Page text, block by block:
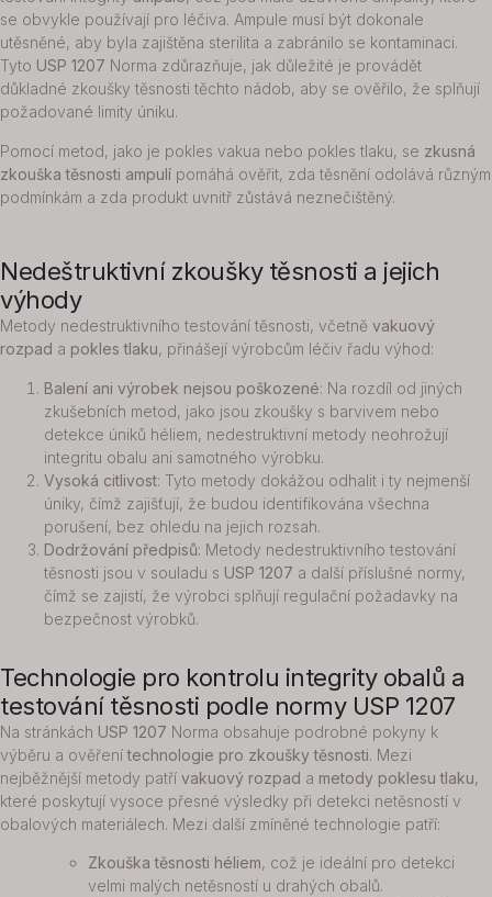
se obvykle používají pro léčiva. Ampule musí být dokonale
utěsněné, aby byla zajištěna sterilita a zabránilo se kontaminaci.
Tyto USP 1207 Norma zdůrazňuje, jak důležité je provádět
důkladné zkoušky těsnosti těchto nádob, aby se ověřilo, že splňují
požadované limity úniku.
Pomocí metod, jako je pokles vakua nebo pokles tlaku, se zkusná
zkouška těsnosti ampulí pomáhá ověřit, zda těsnění odolává různým
podmínkám a zda produkt uvnitř zůstává neznečištěný.
Nedeštruktivní zkoušky těsnosti a jejich
výhody
Metody nedestruktivního testování těsnosti, včetně vakuový
rozpad a pokles tlaku, přinášejí výrobcům léčiv řadu výhod:
Balení ani výrobek nejsou poškozené: Na rozdíl od jiných
zkušebních metod, jako jsou zkoušky s barvivem nebo
detekce úniků héliem, nedestruktivní metody neohrožují
integritu obalu ani samotného výrobku.
Vysoká citlivost: Tyto metody dokážou odhalit i ty nejmenší
úniky, čímž zajišťují, že budou identifikována všechna
porušení, bez ohledu na jejich rozsah.
Dodržování předpisů: Metody nedestruktivního testování
těsnosti jsou v souladu s USP 1207 a další příslušné normy,
čímž se zajistí, že výrobci splňují regulační požadavky na
bezpečnost výrobků.
Technologie pro kontrolu integrity obalů a
testování těsnosti podle normy USP 1207
Na stránkách USP 1207 Norma obsahuje podrobné pokyny k
výběru a ověřenítechnologie pro zkoušky těsnosti. Mezi
nejběžnější metody patří vakuový rozpad a metody poklesu tlaku,
které poskytují vysoce přesné výsledky při detekci netěsností v
obalových materiálech. Mezi další zmíněné technologie patří:
Zkouška těsnosti héliem, což je ideální pro detekci
velmi malých netěsností u drahých obalů.